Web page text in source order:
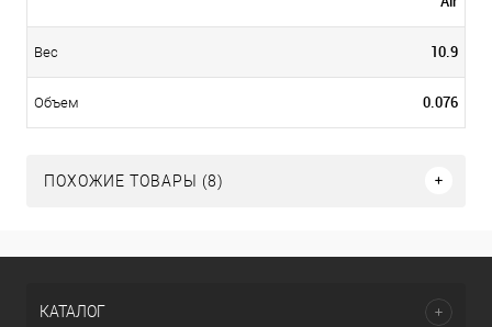
Вес 10.9
Объем 0.076
ПОХОЖИЕ ТОВАРЫ (8)
КАТАЛОГ